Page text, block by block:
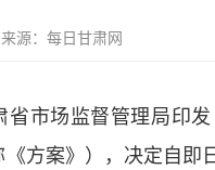
来源： 每日甘肃网
场监督管理局印发
方案》），决定自即